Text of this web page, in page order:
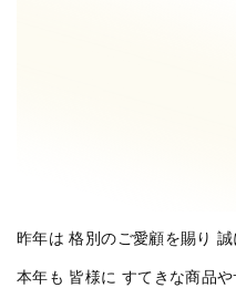
昨年は 格別のご愛顧を賜り 誠
本年も 皆様に すてきな商品